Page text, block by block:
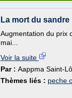
La mort du sandre
Augmentation du prix
mai...
Voir la suite
Par : Aappma Saint-Lô
Thèmes liés : peche